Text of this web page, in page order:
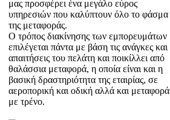
μας προσφέρει ένα μεγάλο εύρος
υπηρεσιών που καλύπτουν όλο το φάσμα
της μεταφοράς.
Ο τρόπος διακίνησης των εμπορευμάτων
επιλέγεται πάντα με βάση τις ανάγκες και
απαιτήσεις του πελάτη και ποικίλλει από
θαλάσσια μεταφορά, η οποία είναι και η
βασική δραστηριότητα της εταιρίας, σε
αεροπορική και οδική αλλά και μεταφορά
με τρένο.